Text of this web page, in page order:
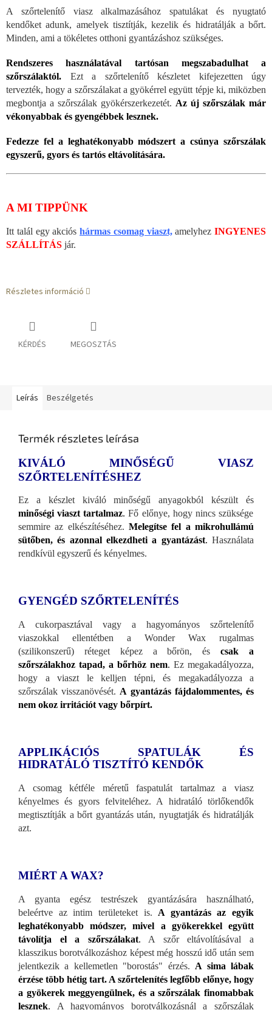
A szőrtelenítő viasz alkalmazásához spatulákat és nyugtató
kendőket adunk, amelyek tisztítják, kezelik és hidratálják a bőrt.
Minden, ami a tökéletes otthoni gyantázáshoz szükséges.
Rendszeres használatával tartósan megszabadulhat a
szőrszálaktól. Ezt a szőrtelenítő készletet kifejezetten úgy
tervezték, hogy a szőrszálakat a gyökérrel együtt tépje ki, miközben
megbontja a szőrszálak gyökérszerkezetét. Az új szőrszálak már
vékonyabbak és gyengébbek lesznek.
Fedezze fel a leghatékonyabb módszert a csúnya szőrszálak
egyszerű, gyors és tartós eltávolítására.
A MI TIPPÜNK
Itt talál egy akciós hármas csomag viaszt,amelyhez INGYENES
SZÁLLÍTÁS jár.
Részletes információ
KÉRDÉS MEGOSZTÁS
Leírás Beszélgetés
Termék részletes leírása
KIVÁLÓ MINŐSÉGŰ VIASZ
SZŐRTELENÍTÉSHEZ
Ez a készlet kiváló minőségű anyagokból készült és
minőségi viaszt tartalmaz. Fő előnye, hogy nincs szüksége
semmire az elkészítéséhez. Melegítse fel a mikrohullámú
sütőben, és azonnal elkezdheti a gyantázást. Használata
rendkívül egyszerű és kényelmes.
GYENGÉD SZŐRTELENÍTÉS
A cukorpasztával vagy a hagyományos szőrtelenítő
viaszokkal ellentétben a Wonder Wax rugalmas
(szilikonszerű) réteget képez a bőrön, éscsak a
szőrszálakhoz tapad, a bőrhöz nem. Ez megakadályozza,
hogy a viaszt le kelljen tépni, és megakadályozza a
szőrszálak visszanövését. A gyantázás fájdalommentes, és
nem okoz irritációt vagy bőrpírt.
APPLIKÁCIÓS SPATULÁK ÉS
HIDRATÁLÓ TISZTÍTÓ KENDŐK
A csomag kétféle méretű faspatulát tartalmaz a viasz
kényelmes és gyors felviteléhez. A hidratáló törlőkendők
megtisztítják a bőrt gyantázás után, nyugtatják és hidratálják
azt.
MIÉRT A WAX?
A gyanta egész testrészek gyantázására használható,
beleértve az intim területeket is. A gyantázás az egyik
leghatékonyabb módszer, mivel a gyökerekkel együtt
távolítja el a szőrszálakat. A szőr eltávolításával a
klasszikus borotválkozáshoz képest még hosszú idő után sem
jelentkezik a kellemetlen "borostás" érzés. A sima lábak
érzése több hétig tart. A szőrtelenítés legfőbb előnye, hogy
a gyökerek meggyengülnek, és a szőrszálak finomabbak
lesznek. A hagyományos borotválkozásnál a szőrszálak